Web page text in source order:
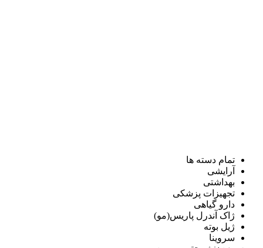
تمام دسته ها
آرایشی
بهداشتی
تجهیزات پزشکی
دارو گیاهی
ژاک آندرل پاریس(مو)
ژیل بوته
سروینا